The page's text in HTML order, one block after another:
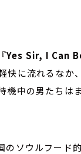
『Yes Sir, I Can
快に流れるなか
中の男たちは
のソウルフード